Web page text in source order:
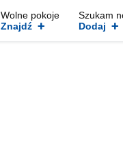
Wolne pokoje
Znajdź +
Szukam
Dodaj +